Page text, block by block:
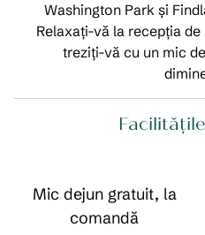
Washington Park și
Relaxați-vă la recepția
treziți-vă cu un mic
Mic dejun gratuit, la
comandă